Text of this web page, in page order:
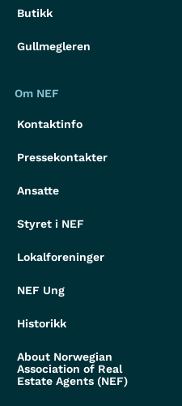
Butikk
Gullmegleren
Om NEF
Kontaktinfo
Pressekontakter
Ansatte
Styret i NEF
Lokalforeninger
NEF Ung
Historikk
About Norwegian
Association of Real
Estate Agents (NEF)